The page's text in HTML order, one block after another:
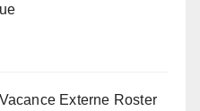
Externe Roster